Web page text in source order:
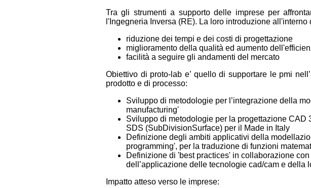
Tra gli strumenti a supporto delle imprese per
l'Ingegneria Inversa (RE). La loro introduzione
riduzione dei tempi e dei costi di progettazione
miglioramento della qualità ed aumento
facilità a seguire gli andamenti del mercato
Obiettivo di proto-lab e’ quello di supportare le pmi
prodotto e di processo:
Sviluppo di metodologie per l’integrazione della
manufacturing'
Sviluppo di metodologie per la progettazione
SDS (SubDivisionSurface) per il Made in Italy
Definizione degli ambiti applicativi della
programming', per la traduzione di funzioni
Definizione di 'best practices' in collaborazione
dell’applicazione delle tecnologie cad/cam e
Impatto atteso verso le imprese: